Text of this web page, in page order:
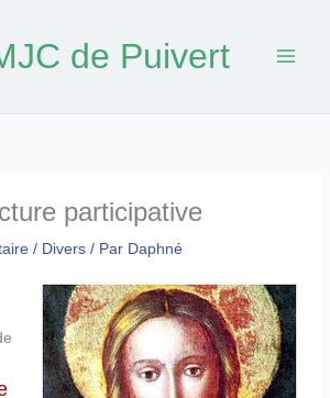
de Puivert
participative
/ Divers / Par Daphné